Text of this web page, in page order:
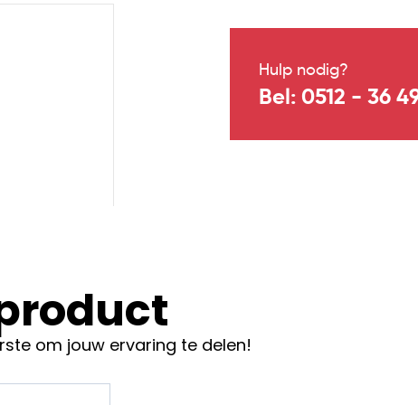
verankering.
Hulp nodig?
Bel: 0512 - 36
om jouw ervaring te delen!